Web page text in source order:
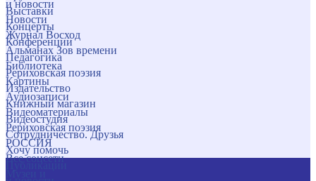
и новости
Новости
Журнал Восход
Альманах Зов времени
Библиотека
Картины
Аудиозаписи
Видеоматериалы
Рериховская поэзия
РОССИЯ
Все соцсети
Выставки
Концерты
Конференции
Педагогика
Рериховская поэзия
Издательство
Книжный магазин
Видеостудия
Сотрудничество. Друзья
Хочу помочь